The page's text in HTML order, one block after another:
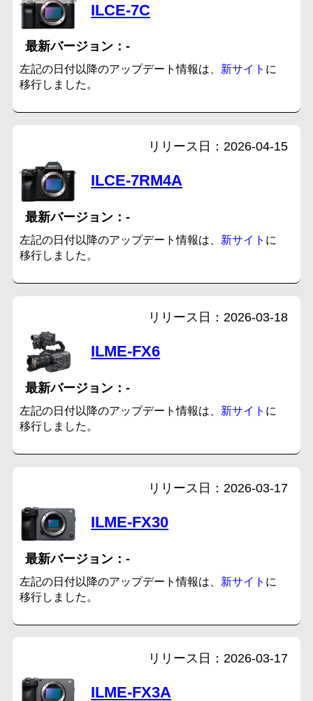
ILCE-7C
-
左記の日付以降のアップデート情報は、 新サイト に
移行しました。
ILCE-7RM4A
-
2026-04-15
左記の日付以降のアップデート情報は、 新サイト に
移行しました。
ILME-FX6
-
2026-03-18
左記の日付以降のアップデート情報は、 新サイト に
移行しました。
ILME-FX30
-
2026-03-17
左記の日付以降のアップデート情報は、 新サイト に
移行しました。
ILME-FX3A
2026-03-17